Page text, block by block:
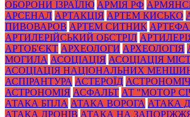
ОБОРОНИ ІЗРАЇЛЮ АРМІЯ РФ
АРСЕНАЛ АРТАКЦІЯ АРТЕМ КИСЬКО
ПИВОВАРОВ АРТЕМ СИТНИК
АРТИЛЕРІЙСЬКИЙ ОБСТРІЛ
АРТОБ'ЄКТ АРХЕОЛОГИ АРХЕОЛОГІЯ
МОГИЛА АСОЦІАЦІЯ АСОЦІАЦІЯ
АСОЦІАЦІЯ НАЦІОНАЛЬНИХ
АСПІРАНТУРА АСТЕРОЇД
АСТРОНОМІЯ АСФАЛЬТ АТ "МОТОР
АТАКА БПЛА АТАКА ВОРОГА АТАКА
АТАКА ДРОНІВ АТАКА НА